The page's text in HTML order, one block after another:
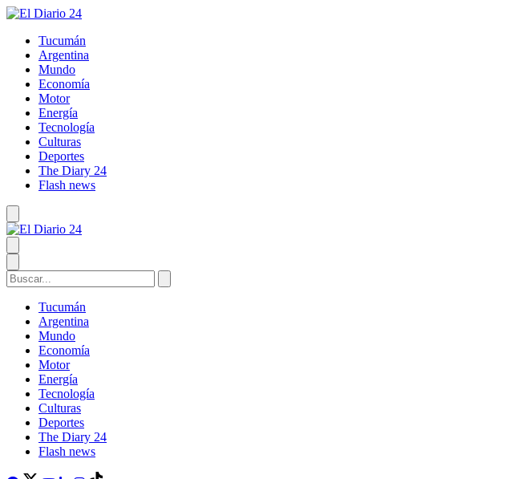
Tucumán
Argentina
Mundo
Economía
Motor
Energía
Tecnología
Culturas
Deportes
The Diary 24
Flash news
Tucumán
Argentina
Mundo
Economía
Motor
Energía
Tecnología
Culturas
Deportes
The Diary 24
Flash news